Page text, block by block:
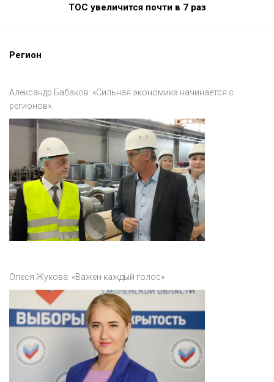
ТОС увеличится почти в 7 раз
Регион
Александр Бабаков: «Сильная экономика начинается с
регионов».
Олеся Жукова: «Важен каждый голос»